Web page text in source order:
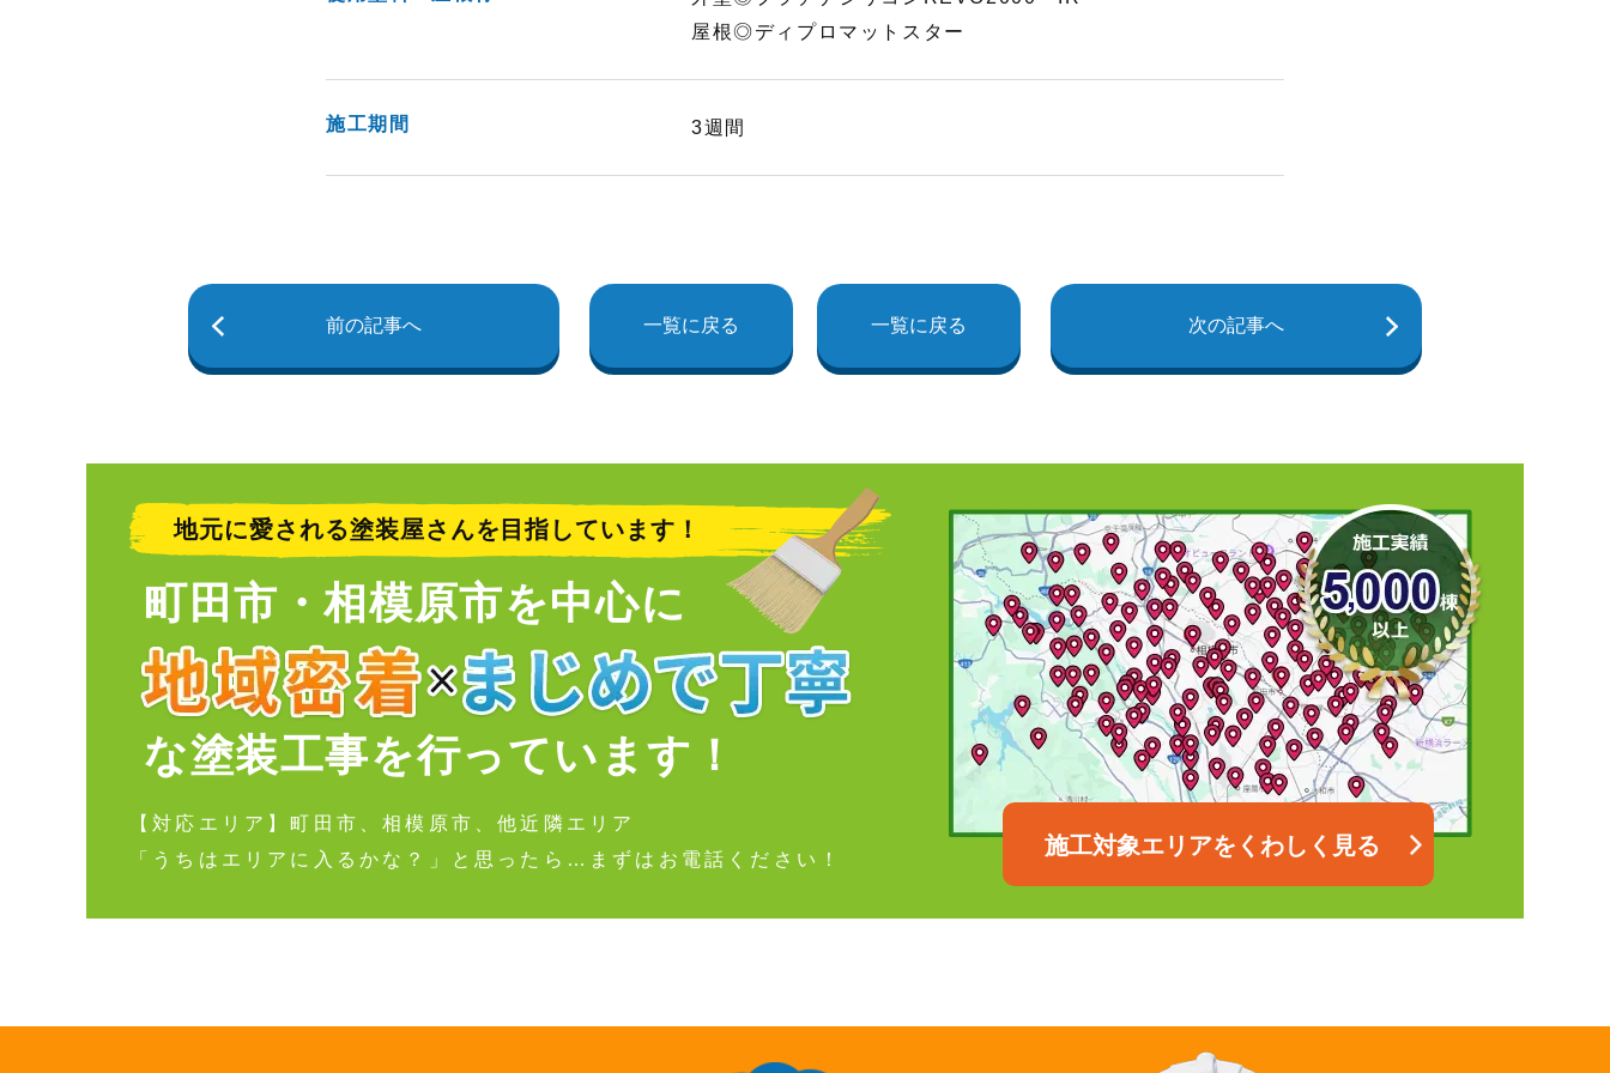
屋根◎ディプロマットスター
施工期間 3週間
前の記事へ 一覧に戻る 一覧に戻る 次の記事へ
地元に愛される塗装屋さんを目指しています！
町田市・相模原市を中心に
な塗装工事を行っています！
【対応エリア】町田市、相模原市、他近隣エリア
「うちはエリアに入るかな？」と思ったら…まずはお電話ください！
施工対象エリアをくわしく見る